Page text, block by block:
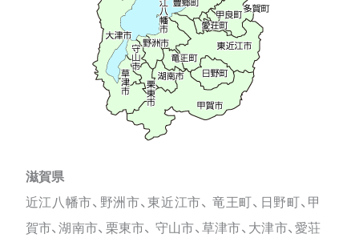
滋賀県
近江八幡市、野洲市、東近江市、 竜王町、日野町、甲
賀市、湖南市、栗東市、 守山市、草津市、大津市、愛荘